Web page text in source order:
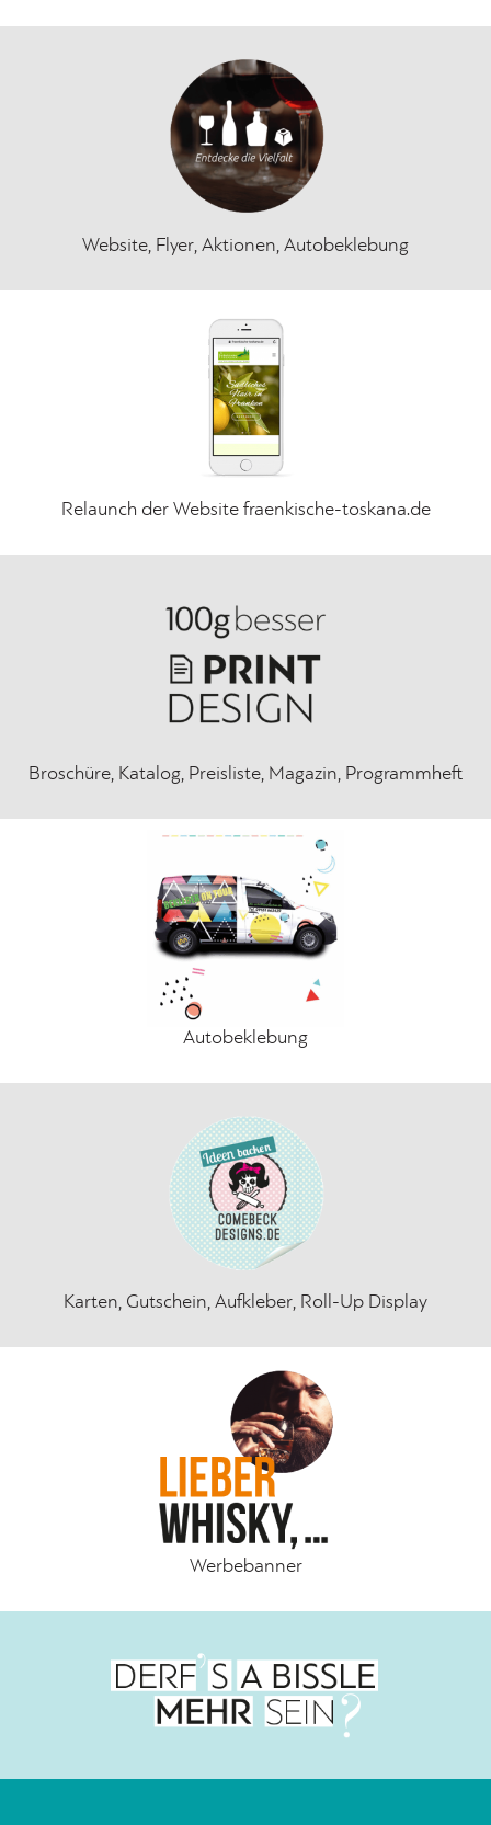
Website, Flyer, Aktionen, Autobeklebung
Relaunch der Website fraenkische-toskana.de
Broschüre, Katalog, Preisliste, Magazin, Programmheft
Autobeklebung
Karten, Gutschein, Aufkleber, Roll-Up Display
Werbebanner